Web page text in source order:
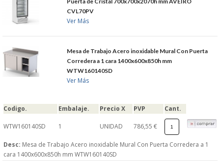
CVL70PV
Ver Más
Mesa de Trabajo Acero inoxidable Mural Con Puerta
Corredera a 1 cara 1400x600x850h mm
WTW160140SD
Ver Más
Codigo. Embalaje. Precio X PVP Cant.
WTW160140SD 1 UNIDAD 786,55 €
Desc: Mesa de Trabajo Acero inoxidable Mural Con Puerta Corredera a 1
cara 1400x600x850h mm WTW160140SD